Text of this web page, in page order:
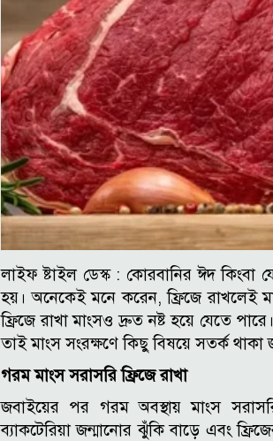
লাইফ ষ্টাইল ডেস্ক : কোরবানির ঈদ
হয়। অনেকেই মনে করেন, ফ্রিজে রাখলেই
ফ্রিজে রাখা মাংসও দ্রুত নষ্ট হয়ে যেতে
তাই মাংস সংরক্ষণে কিছু বিষয়ে সতর্ক থাকা
গরম মাংস সরাসরি ফ্রিজে রাখা
জবাইয়ের পর গরম অবস্থায় মাংস
ব্যাকটেরিয়া জন্মানোর ঝুঁকি বাড়ে এবং